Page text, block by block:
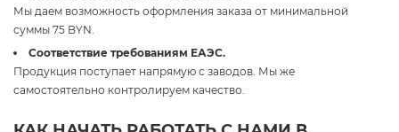
Мы даем возможность оформления заказа от минимальной
суммы 75 BYN.
Соответствие требованиям ЕАЭС.
Продукция поступает напрямую с заводов. Мы же
самостоятельно контролируем качество.